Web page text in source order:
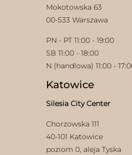
Mokotowska 63
00-533 Warszawa
PN - PT 11:00 - 19:00
SB 11:00 - 18:00
N (handlowa) 11:00 -
Katowice
Silesia City Center
Chorzowska 111
40-101 Katowice
poziom 0, aleja Tyska